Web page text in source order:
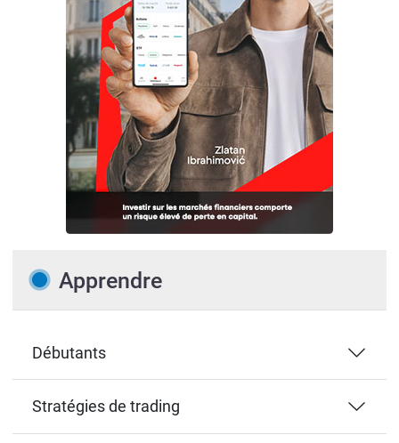
Apprendre
Débutants
Stratégies de trading